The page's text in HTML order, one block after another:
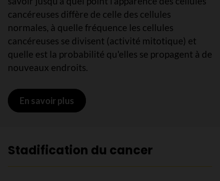
cancéreuses diffère de celle des cellules
normales, à quelle fréquence les cellules
cancéreuses se divisent (activité mitotique) et
quelle est la probabilité qu'elles se propagent à de
nouveaux endroits.
En savoir plus sur Classification histologique du
Stadification du cancer